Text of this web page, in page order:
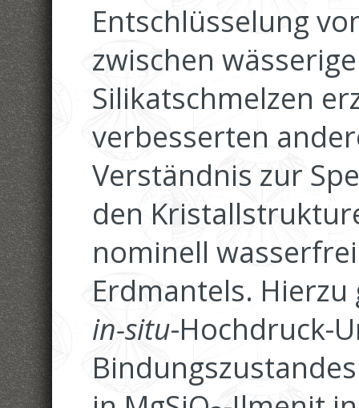
Entschlüsselung
zwischen
Silikatschmelzen
verbesserten
Verständnis zur
den
nominell
Erdmantels.
in-situ-Hochdruck-